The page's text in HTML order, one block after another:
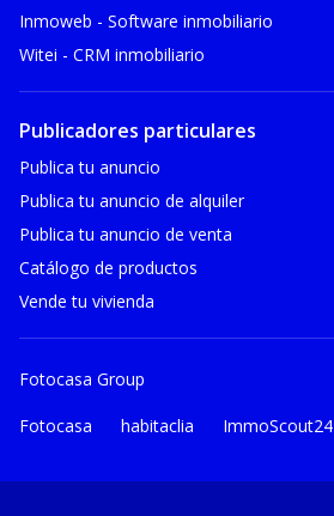
Inmoweb - Software inmobiliario
Witei - CRM inmobiliario
Publicadores particulares
Publica tu anuncio
Publica tu anuncio de alquiler
Publica tu anuncio de venta
Catálogo de productos
Vende tu vivienda
Fotocasa Group
Fotocasa habitaclia ImmoScout24